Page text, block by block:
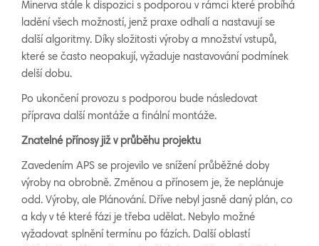
Minerva stále k dispozici s podporou v rámci které probíhá
ladění všech možností, jenž praxe odhalí a nastavují se
další algoritmy. Díky složitosti výroby a množství vstupů,
které se často neopakují, vyžaduje nastavování podmínek
delší dobu.
Po ukončení provozu s podporou bude následovat
příprava další montáže a finální montáže.
Znatelné přínosy již v průběhu projektu
Zavedením APS se projevilo ve snížení průběžné doby
výroby na obrobně. Změnou a přínosem je, že neplánuje
odd. Výroby, ale Plánování. Dříve nebyl jasně daný plán, co
a kdy v té které fázi je třeba udělat. Nebylo možné
vyžadovat splnění termínu po fázích. Další oblastí